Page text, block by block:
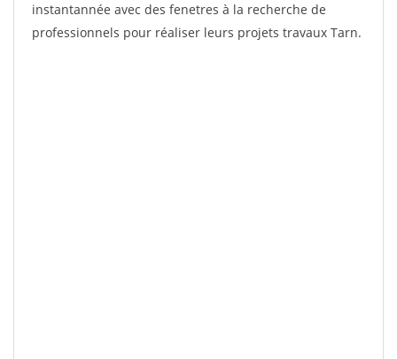
instantannée avec des fenetres à la recherche de
professionnels pour réaliser leurs projets travaux Tarn.